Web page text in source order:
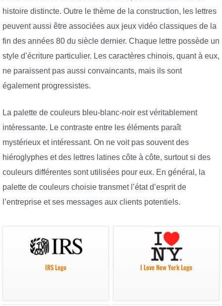
histoire distincte. Outre le thème de la construction, les lettres
peuvent aussi être associées aux jeux vidéo classiques de la
fin des années 80 du siècle dernier. Chaque lettre possède un
style d’écriture particulier. Les caractères chinois, quant à eux,
ne paraissent pas aussi convaincants, mais ils sont
également progressistes.
La palette de couleurs bleu-blanc-noir est véritablement
intéressante. Le contraste entre les éléments paraît
mystérieux et intéressant. On ne voit pas souvent des
hiéroglyphes et des lettres latines côte à côte, surtout si des
couleurs différentes sont utilisées pour eux. En général, la
palette de couleurs choisie transmet l’état d’esprit de
l’entreprise et ses messages aux clients potentiels.
IRS Logo I Love New York Logo